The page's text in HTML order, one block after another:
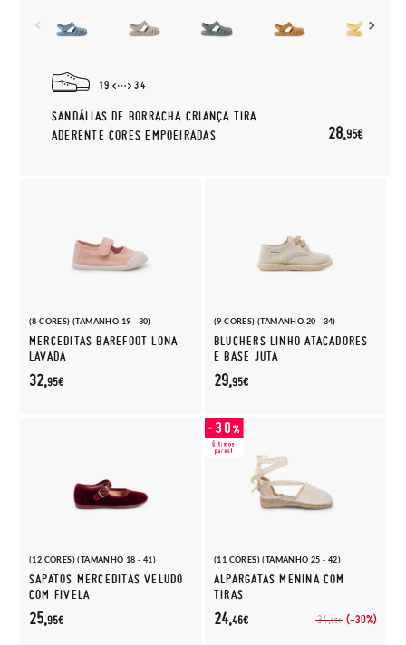
19 34
SANDÁLIAS DE BORRACHA CRIANÇA TIRA
ADERENTE CORES EMPOEIRADAS
28,95€
(8 CORES) (TAMANHO 19 - 30)
MERCEDITAS BAREFOOT LONA
LAVADA
32,95€
(9 CORES) (TAMANHO 20 - 34)
BLUCHERS LINHO ATACADORES
E BASE JUTA
29,95€
(12 CORES) (TAMANHO 18 - 41)
SAPATOS MERCEDITAS VELUDO
COM FIVELA
25,95€
(11 CORES) (TAMANHO 25 - 42)
ALPARGATAS MENINA COM
TIRAS
34,95€ (-30%)
24,46€